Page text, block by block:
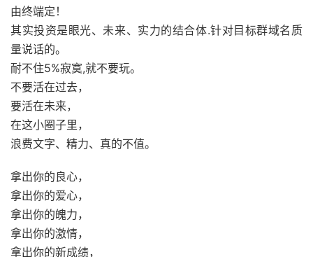
由终端定！
其实投资是眼光、未来、实力的结合体.针对目标群域名质
量说话的。
耐不住5%寂寞,就不要玩。
不要活在过去，
要活在未来，
在这小圈子里，
浪费文字、精力、真的不值。
拿出你的良心，
拿出你的爱心，
拿出你的魄力，
拿出你的激情，
拿出你的新成绩，